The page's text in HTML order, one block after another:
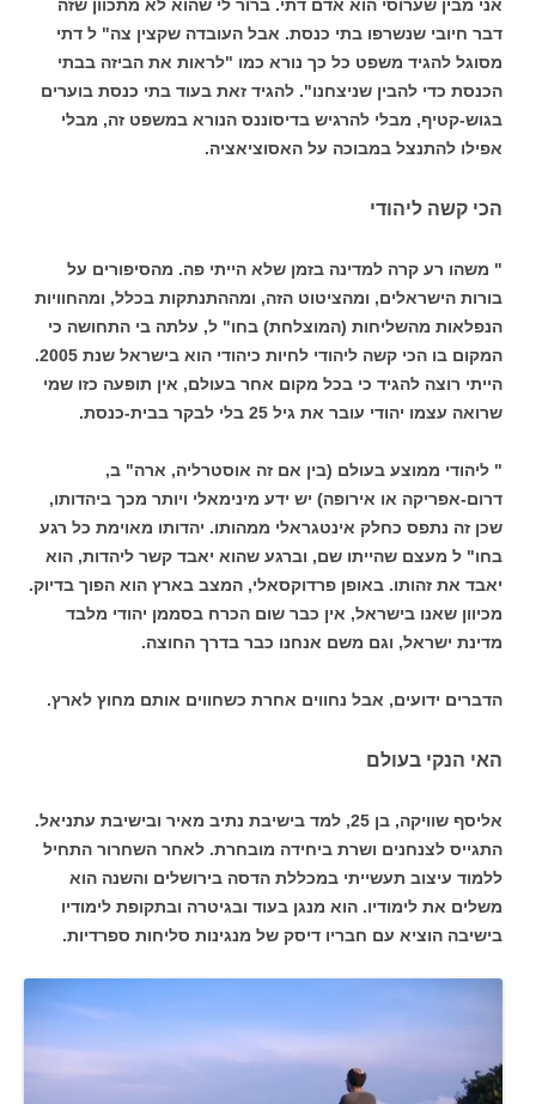
אני מבין שערוסי הוא אדם דתי. ברור לי שהוא לא מתכוון שזה
דבר חיובי שנשרפו בתי כנסת. אבל העובדה שקצין צה" ל דתי
מסוגל להגיד משפט כל כך נורא כמו "לראות את הביזה בבתי
הכנסת כדי להבין שניצחנו". להגיד זאת בעוד בתי כנסת בוערים
בגוש-קטיף, מבלי להרגיש בדיסוננס הנורא במשפט זה, מבלי
אפילו להתנצל במבוכה על האסוציאציה.
הכי קשה ליהודי
" משהו רע קרה למדינה בזמן שלא הייתי פה. מהסיפורים על
בורות הישראלים, ומהציטוט הזה, ומההתנתקות בכלל, ומהחוויות
הנפלאות מהשליחות (המוצלחת) בחו" ל, עלתה בי התחושה כי
המקום בו הכי קשה ליהודי לחיות כיהודי הוא בישראל שנת 2005.
הייתי רוצה להגיד כי בכל מקום אחר בעולם, אין תופעה כזו שמי
שרואה עצמו יהודי עובר את גיל 25 בלי לבקר בבית-כנסת.
" ליהודי ממוצע בעולם (בין אם זה אוסטרליה, ארה" ב,
דרום-אפריקה או אירופה) יש ידע מינימאלי ויותר מכך ביהדותו,
שכן זה נתפס כחלק אינטגראלי ממהותו. יהדותו מאוימת כל רגע
בחו" ל מעצם שהייתו שם, וברגע שהוא יאבד קשר ליהדות, הוא
יאבד את זהותו. באופן פרדוקסאלי, המצב בארץ הוא הפוך בדיוק.
מכיוון שאנו בישראל, אין כבר שום הכרח בסממן יהודי מלבד
מדינת ישראל, וגם משם אנחנו כבר בדרך החוצה.
הדברים ידועים, אבל נחווים אחרת כשחווים אותם מחוץ לארץ.
האי הנקי בעולם
אליסף שוויקה, בן 25, למד בישיבת נתיב מאיר ובישיבת עתניאל.
התגייס לצנחנים ושרת ביחידה מובחרת. לאחר השחרור התחיל
ללמוד עיצוב תעשייתי במכללת הדסה בירושלים והשנה הוא
משלים את לימודיו. הוא מנגן בעוד ובגיטרה ובתקופת לימודיו
בישיבה הוציא עם חבריו דיסק של מנגינות סליחות ספרדיות.